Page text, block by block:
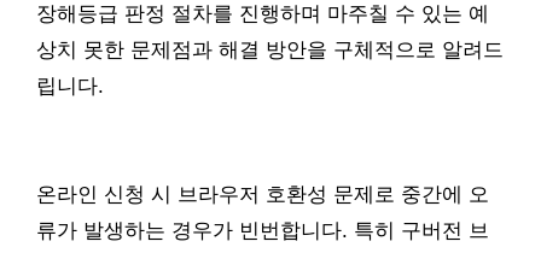
장해등급 판정 절차를 진행하며 마주칠 수 있는 예
상치 못한 문제점과 해결 방안을 구체적으로 알려드
립니다.
온라인 신청 시 브라우저 호환성 문제로 중간에 오
류가 발생하는 경우가 빈번합니다. 특히 구버전 브